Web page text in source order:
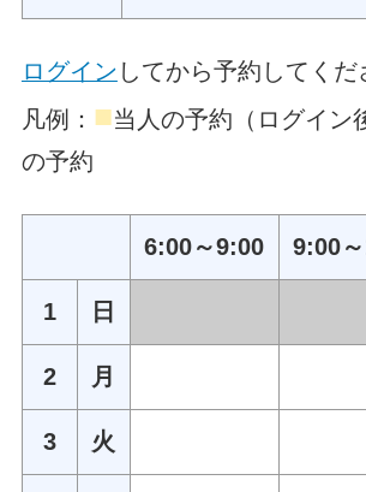
ログイン してから予約してくだ
凡例： ■当人の予約（ログイ
の予約
6:00～9:00 9:00
1 日
2 月
3 火